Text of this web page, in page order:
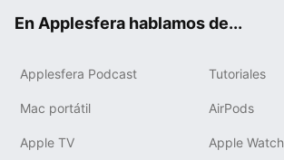
En Applesfera hablamos de...
Applesfera Podcast Tutoriales
Mac portátil AirPods
Apple TV Apple Watch